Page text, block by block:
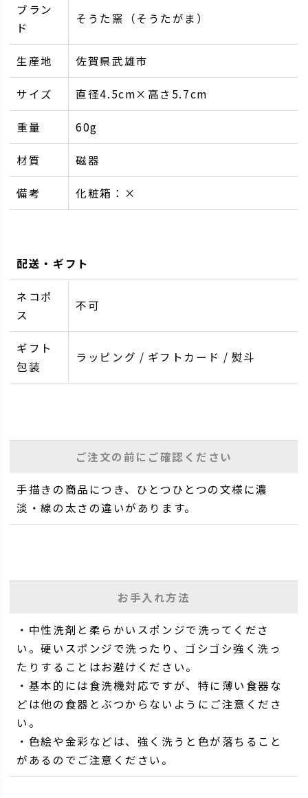
ブラン
ド
そうた窯（そうたがま）
生産地 佐賀県武雄市
サイズ 直径4.5cm×高さ5.7cm
重量 60g
材質 磁器
備考 化粧箱：×
配送・ギフト
ネコポ
ス
不可
ギフト
包装
ラッピング / ギフトカード / 熨斗
ご注文の前にご確認ください
手描きの商品につき、ひとつひとつの文様に濃
淡・線の太さの違いがあります。
お手入れ方法
・中性洗剤と柔らかいスポンジで洗ってくださ
い。硬いスポンジで洗ったり、ゴシゴシ強く洗っ
たりすることはお避けください。
・基本的には食洗機対応ですが、特に薄い食器な
どは他の食器とぶつからないようにご注意くださ
い。
・色絵や金彩などは、強く洗うと色が落ちること
があるのでご注意ください。